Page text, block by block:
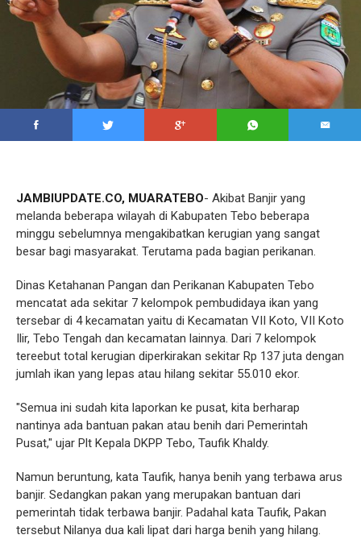
JAMBIUPDATE.CO, MUARATEBO- Akibat Banjir yang
melanda beberapa wilayah di Kabupaten Tebo beberapa
minggu sebelumnya mengakibatkan kerugian yang sangat
besar bagi masyarakat. Terutama pada bagian perikanan.
Dinas Ketahanan Pangan dan Perikanan Kabupaten Tebo
mencatat ada sekitar 7 kelompok pembudidaya ikan yang
tersebar di 4 kecamatan yaitu di Kecamatan VII Koto, VII Koto
Ilir, Tebo Tengah dan kecamatan lainnya. Dari 7 kelompok
tereebut total kerugian diperkirakan sekitar Rp 137 juta dengan
jumlah ikan yang lepas atau hilang sekitar 55.010 ekor.
"Semua ini sudah kita laporkan ke pusat, kita berharap
nantinya ada bantuan pakan atau benih dari Pemerintah
Pusat," ujar Plt Kepala DKPP Tebo, Taufik Khaldy.
Namun beruntung, kata Taufik, hanya benih yang terbawa arus
banjir. Sedangkan pakan yang merupakan bantuan dari
pemerintah tidak terbawa banjir. Padahal kata Taufik, Pakan
tersebut Nilanya dua kali lipat dari harga benih yang hilang.